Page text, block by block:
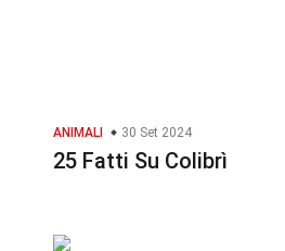
ANIMALI 30 Set 2024
25 Fatti Su Colibrì